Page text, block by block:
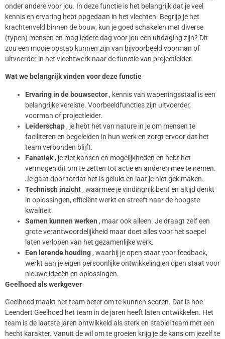
onder andere voor jou. In deze functie is het belangrijk dat je veel
kennis en ervaring hebt opgedaan in het vlechten. Begrijp je het
krachtenveld binnen de bouw, kun je goed schakelen met diverse
(typen) mensen en mag iedere dag voor jou een uitdaging zijn? Dit
zou een mooie opstap kunnen zijn van bijvoorbeeld voorman of
uitvoerder in het vlechtwerk naar de functie van projectleider.
Wat we belangrijk vinden voor deze functie
Ervaring in de bouwsector, kennis van wapeningsstaal is een
belangrijke vereiste. Voorbeeldfuncties zijn uitvoerder,
voorman of projectleider.
Leiderschap, je hebt het van nature in je om mensen te
faciliteren en begeleiden in hun werk en zorgt ervoor dat het
team verbonden blijft.
Fanatiek, je ziet kansen en mogelijkheden en hebt het
vermogen dit om te zetten tot actie en anderen mee te nemen.
Je gaat door totdat het is gelukt en laat je niet gek maken.
Technisch inzicht, waarmee je vindingrijk bent en altijd denkt
in oplossingen, efficiënt werkt en streeft naar de hoogste
kwaliteit.
Samen kunnen werken , maar ook alleen. Je draagt zelf een
grote verantwoordelijkheid maar doet alles voor het soepel
laten verlopen van het gezamenlijke werk.
Een lerende houding, waarbij je open staat voor feedback,
werkt aan je eigen persoonlijke ontwikkeling en open staat voor
nieuwe ideeën en oplossingen.
Geelhoed als werkgever
Geelhoed maakt het team beter om te kunnen scoren. Dat is hoe
Leendert Geelhoed het team in de jaren heeft laten ontwikkelen. Het
team is de laatste jaren ontwikkeld als sterk en stabiel team met een
hecht karakter. Vanuit de wil om te groeien krijg je de kans om jezelf te